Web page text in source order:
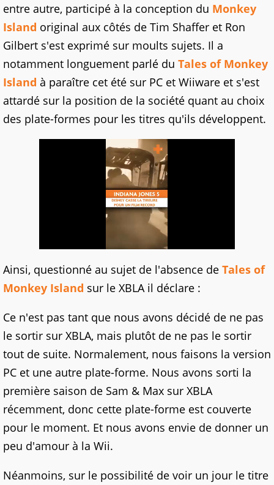
entre autre, participé à la conception du Monkey
Island original aux côtés de Tim Shaffer et Ron
Gilbert s'est exprimé sur moults sujets. Il a
notamment longuement parlé du Tales of Monkey
Island à paraître cet été sur PC et Wiiware et s'est
attardé sur la position de la société quant au choix
des plate-formes pour les titres qu'ils développent.
Ainsi, questionné au sujet de l'absence de Tales of
Monkey Island sur le XBLA il déclare :
Ce n'est pas tant que nous avons décidé de ne pas
le sortir sur XBLA, mais plutôt de ne pas le sortir
tout de suite. Normalement, nous faisons la version
PC et une autre plate-forme. Nous avons sorti la
première saison de Sam & Max sur XBLA
récemment, donc cette plate-forme est couverte
pour le moment. Et nous avons envie de donner un
peu d'amour à la Wii.
Néanmoins, sur le possibilité de voir un jour le titre